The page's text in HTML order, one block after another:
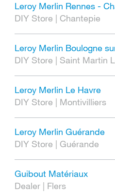
Leroy Merlin Rennes -
DIY Store | Chantepie
Leroy Merlin Boulogne
DIY Store | Saint Martin
Leroy Merlin Le Havre
DIY Store | Montivilliers
Leroy Merlin Guérande
DIY Store | Guérande
Guibout Matériaux
Dealer | Flers